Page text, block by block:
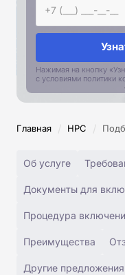
Нажимая на кнопку
с условиями политики
Главная / НРС /
Об услуге
Документы для
Процедура
Преимущества
Другие предложения